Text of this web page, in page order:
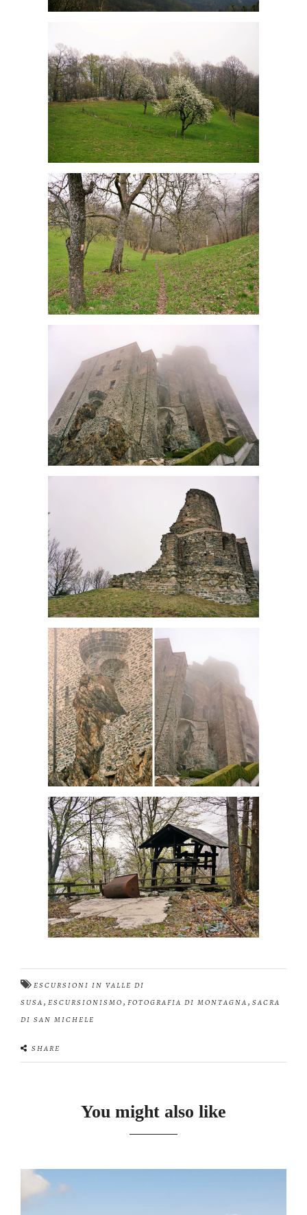
ESCURSIONI IN VALLE DI
SUSA , ESCURSIONISMO , FOTOGRAFIA DI MONTAGNA , SACRA
DI SAN MICHELE
SHARE
You might also like